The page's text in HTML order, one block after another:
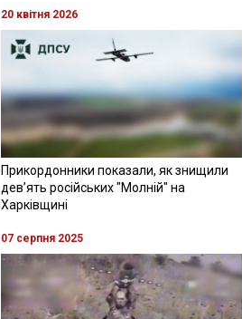
20 квітня 2026
Прикордонники показали, як знищили
девʼять російських "Молній" на
Харківщині
07 серпня 2025